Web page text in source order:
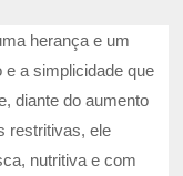
herança e um
e a simplicidade que
diante do aumento
restritivas, ele
nutritiva e com